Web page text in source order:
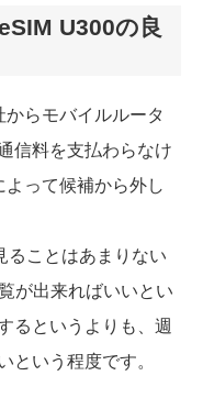
U300の良
らモバイルルータ
信料を支払わらなけ
って候補から外し
ることはあまりない
が出来ればいいとい
るというよりも、週
という程度です。